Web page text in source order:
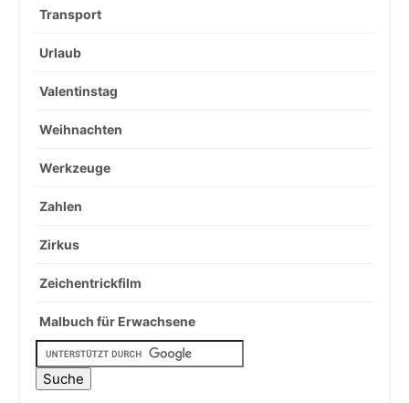
Transport
Urlaub
Valentinstag
Weihnachten
Werkzeuge
Zahlen
Zirkus
Zeichentrickfilm
Malbuch für Erwachsene